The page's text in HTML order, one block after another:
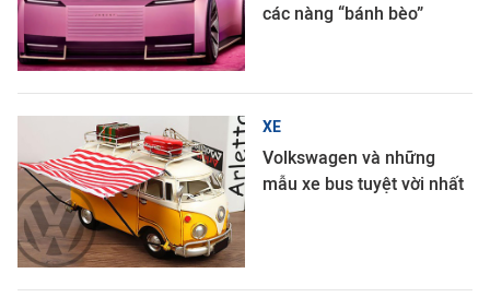
các nàng “bánh bèo”
XE
Volkswagen và những
mẫu xe bus tuyệt vời nhất